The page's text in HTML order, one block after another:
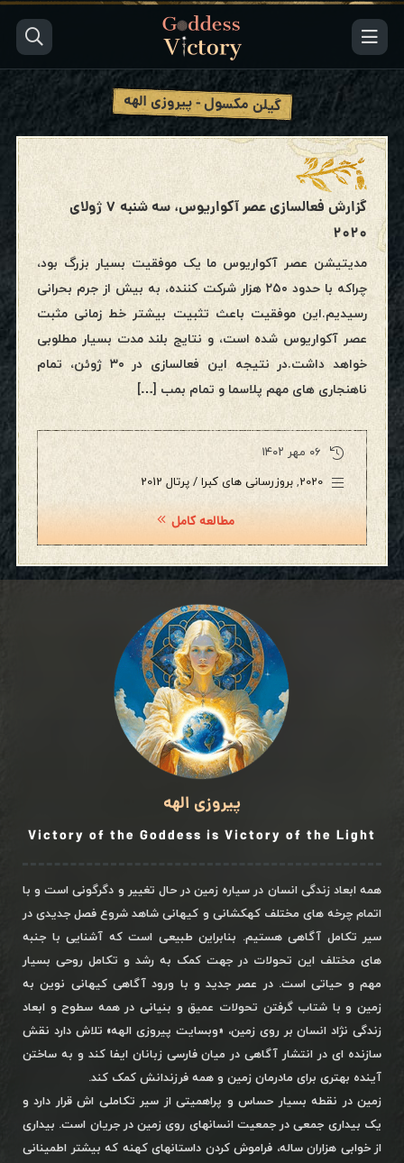
گیلن مکسول - پیروزی الهه
گزارش فعالسازی عصر آکواریوس، سه شنبه ۷ ژولای
۲۰۲۰
مدیتیشن عصر آکواریوس ما یک موفقیت بسیار بزرگ بود،
چراکه با حدود ۲۵۰ هزار شرکت کننده، به بیش از جرم بحرانی
رسیدیم.این موفقیت باعث تثبیت بیشتر خط زمانی مثبت
عصر آکواریوس شده است، و نتایج بلند مدت بسیار مطلوبی
خواهد داشت.در نتیجه این فعالسازی در ۳۰ ژوئن، تمام
ناهنجاری های مهم پلاسما و تمام بمب […]
۰۶ مهر ۱۴۰۲
2020
, بروزرسانی های کبرا / پرتال 2012
مطالعه کامل
پیروزی الهه
Victory of the Goddess is Victory of the Light
همه ابعاد زندگی انسان در سیاره زمین در حال تغییر و دگرگونی است و با
اتمام چرخه های مختلف کهکشانی و کیهانی شاهد شروع فصل جدیدی در
سیر تکامل آگاهی هستیم. بنابراین طبیعی است که آشنایی با جنبه
های مختلف این تحولات در جهت کمک به رشد و تکامل روحی بسیار
مهم و حیاتی است. در عصر جدید و با ورود آگاهی کیهانی نوین به
زمین و با شتاب گرفتن تحولات عمیق و بنیانی در همه سطوح و ابعاد
زندگی نژاد انسان بر روی زمین، «وبسایت پیروزی الهه» تلاش دارد نقش
سازنده ای در انتشار آگاهی در میان فارسی زبانان ایفا کند و به ساختن
آینده بهتری برای مادرمان زمین و همه فرزندانش کمک کند.
زمین در نقطه بسیار حساس و پراهمیتی از سیر تکاملی اش قرار دارد و
یک بیداری جمعی در جمعیت انسانهای روی زمین در جریان است. بیداری
از خوابی هزاران ساله، فراموش کردن داستانهای کهنه که بیشتر اطمینانی